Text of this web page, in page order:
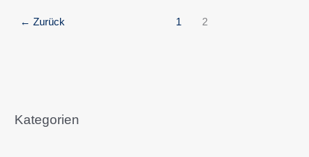
← Zurück 1 2
Kategorien